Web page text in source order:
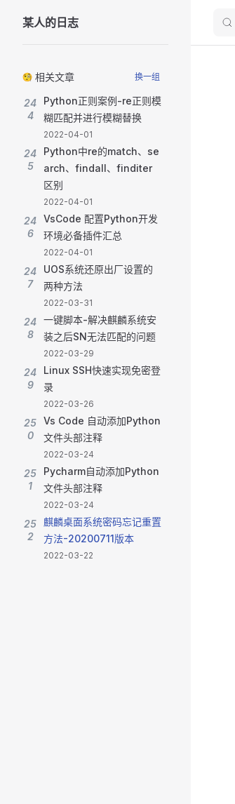
Skip to content
某人的日志
相关文章 换一组
24
4
Python正则案例-re正则模
糊匹配并进行模糊替换
2022-04-01
24
5
Python中re的match、se
arch、findall、finditer
区别
2022-04-01
24
6
VsCode 配置Python开发
环境必备插件汇总
2022-04-01
24
7
UOS系统还原出厂设置的
两种方法
2022-03-31
24
8
一键脚本-解决麒麟系统安
装之后SN无法匹配的问题
2022-03-29
24
9
Linux SSH快速实现免密登
录
2022-03-26
25
0
Vs Code 自动添加Python
文件头部注释
2022-03-24
25
1
Pycharm自动添加Python
文件头部注释
2022-03-24
25
2
麒麟桌面系统密码忘记重置
方法-20200711版本
2022-03-22